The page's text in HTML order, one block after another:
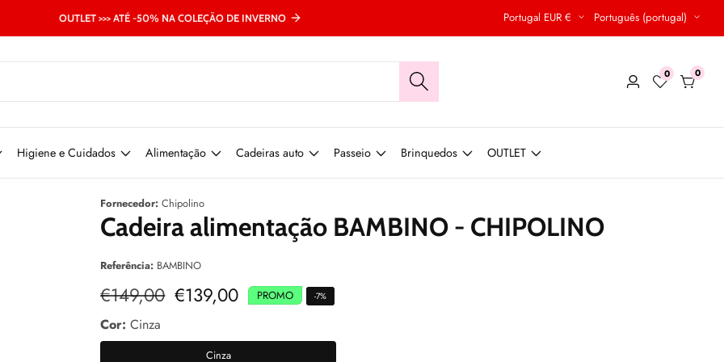
OUTLET >>> ATÉ -50% NA COLEÇÃO DE INVERNO Portugal EUR € Português (portugal)
Conecte-
0 00
Higiene e Cuidados Alimentação Cadeiras auto Passeio Brinquedos
OUTLET
Fornecedor: Chipolino
Cadeira alimentação BAMBINO - CHIPOLINO
Referência: BAMBINO
Preço
normal
€149,00 Preço
de
€139,00 PROMO -7%
Cor: Cinza
Cinza